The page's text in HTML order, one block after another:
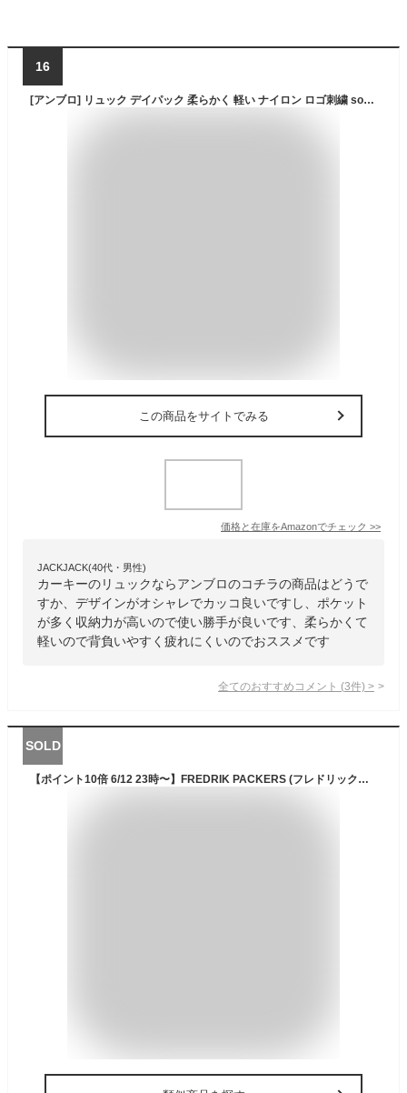
16
[アンブロ] リュック デイパック 柔らかく 軽い ナイロン ロゴ刺繍 sonny リュックサック（Khaki/カーキ）
この商品をサイトでみる
価格と在庫をAmazonでチェック >>
JACKJACK(40代・男性)
カーキーのリュックならアンブロのコチラの商品はどうで
すか、デザインがオシャレでカッコ良いですし、ポケット
が多く収納力が高いので使い勝手が良いです、柔らかくて
軽いので背負いやすく疲れにくいのでおススメです
全てのおすすめコメント (3件) >
SOLD
【ポイント10倍 6/12 23時〜】FREDRIK PACKERS (フレドリックパッカーズ) オックスナイロン デイパック リュック マザーズバッグ 210D DAY PACK TIPI メンズ レディース 通学 ブラック ベージュ カーキ